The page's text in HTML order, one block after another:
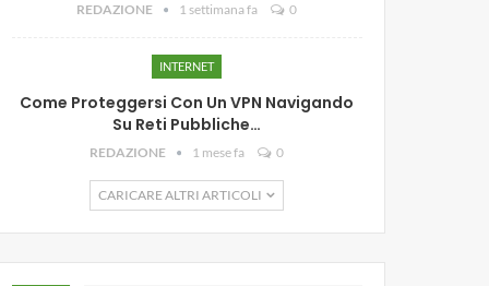
REDAZIONE 1 settimana fa 0
INTERNET
Come Proteggersi Con Un VPN Navigando
Su Reti Pubbliche…
REDAZIONE 1 mese fa 0
CARICARE ALTRI ARTICOLI